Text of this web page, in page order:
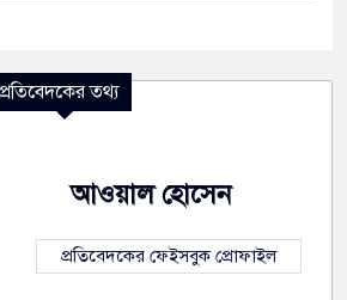
প্রতিবেদকের তথ্য
আওয়াল হোসেন
প্রতিবেদকের ফেইসবুক প্রোফাইল